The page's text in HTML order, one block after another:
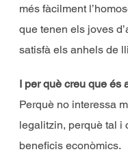
més fàcilment
que tenen els joves
satisfà els anhels de
I per què creu que és
Perquè no interessa
legalitzin, perquè tal i
beneficis econòmics.